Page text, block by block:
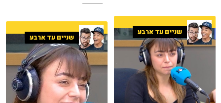
שניים עד ארבע
שניים עד ארבע